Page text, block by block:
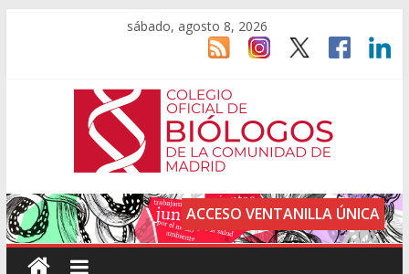
sábado, agosto 8, 2026
ACCESO VENTANILLA ÚNICA